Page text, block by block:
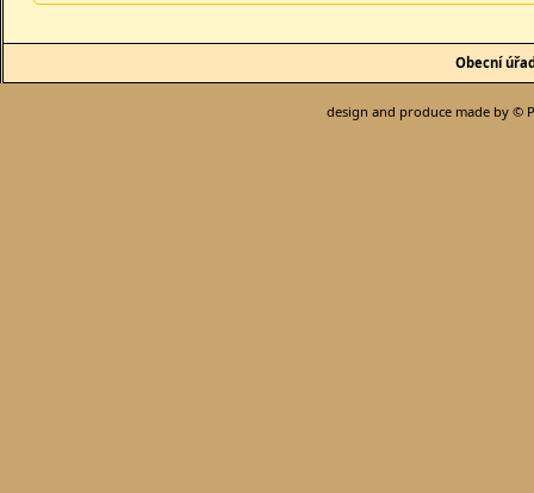
Obecní
design and produce made by ©